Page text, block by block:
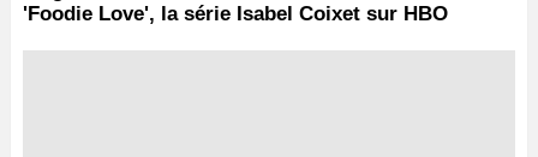
'Foodie Love', la série Isabel Coixet sur HBO